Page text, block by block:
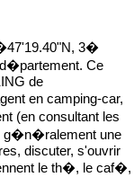
3�
Ce
de
en camping-car,
(en consultant les
g�n�ralement une
discuter, s'ouvrir
le th�, le caf�,